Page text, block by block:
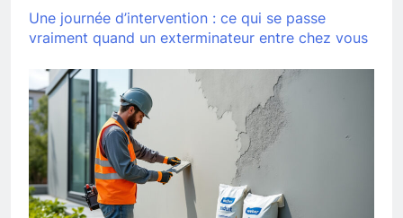
Une journée d’intervention : ce qui se passe
vraiment quand un exterminateur entre chez vous